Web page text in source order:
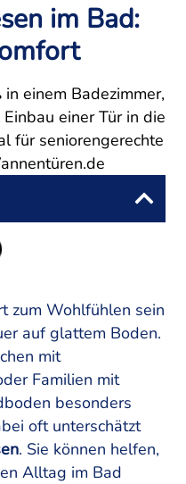
im Bad:
zum Wohlfühlen sein
auf glattem Boden.
mit
Familien mit
besonders
oft unterschätzt
. Sie können helfen,
Alltag im Bad